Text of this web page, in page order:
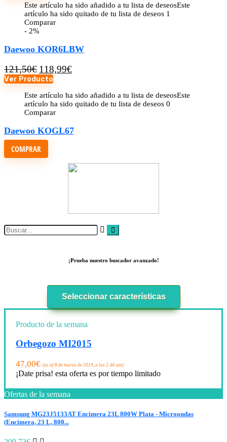
Este artículo ha sido añadido a tu lista de deseosEste
artículo ha sido quitado de tu lista de deseos 1
Comparar
- 2%
Daewoo KOR6LBW
121,50€ 118,99€
Ver Producto
Este artículo ha sido añadido a tu lista de deseosEste
artículo ha sido quitado de tu lista de deseos 0
Comparar
Daewoo KOGL67
COMPRAR
¡Prueba nuestro buscador avanzado!
Seleccionar características
Producto de la semana
Orbegozo MI2015
47,00€ (as of 8 de marzo de 2019, a las 2:46 am)
¡Date prisa! esta oferta es por tiempo limitado
Ofertas de la semana
Samsung MG23J5133AT Encimera 23L 800W Plata - Microondas
(Encimera, 23 L, 800...